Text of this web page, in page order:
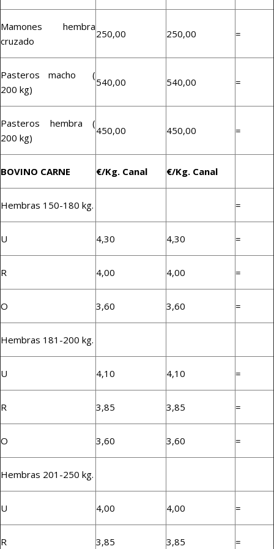
Mamones hembra
cruzado
250,00 250,00 =
Pasteros macho (
200 kg)
540,00 540,00 =
Pasteros hembra (
200 kg)
450,00 450,00 =
BOVINO CARNE €/Kg. Canal €/Kg. Canal
Hembras 150-180 kg. =
U 4,30 4,30 =
R 4,00 4,00 =
O 3,60 3,60 =
Hembras 181-200 kg.
U 4,10 4,10 =
R 3,85 3,85 =
O 3,60 3,60 =
Hembras 201-250 kg.
U 4,00 4,00 =
R 3,85 3,85 =